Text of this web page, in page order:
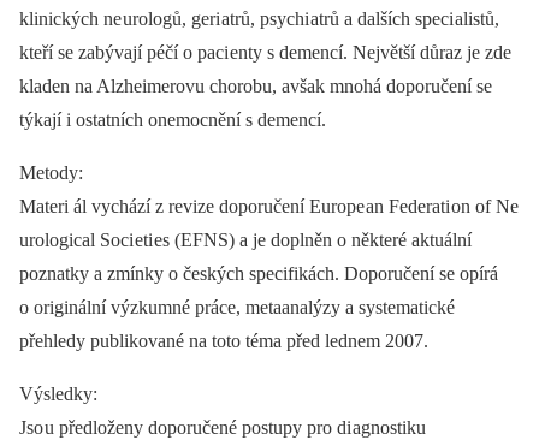
klinických ne urologů, geri atrů, psychi atrů a dalších speci alistů,
kteří se zabývají péčí o paci enty s demencí. Největší důraz je zde
kladen na Alzheimerovu chorobu, avšak mnohá doporučení se
týkají i ostatních onemocnění s demencí.
Metody:
Materi ál vychází z revize doporučení Europe an Federati on of Ne
urological Soci eti es (EFNS) a je doplněn o některé aktuální
poznatky a zmínky o českých specifikách. Doporučení se opírá
o originální výzkumné práce, metaanalýzy a systematické
přehledy publikované na toto téma před lednem 2007.
Výsledky:
Jso u předloženy doporučené postupy pro di agnostiku